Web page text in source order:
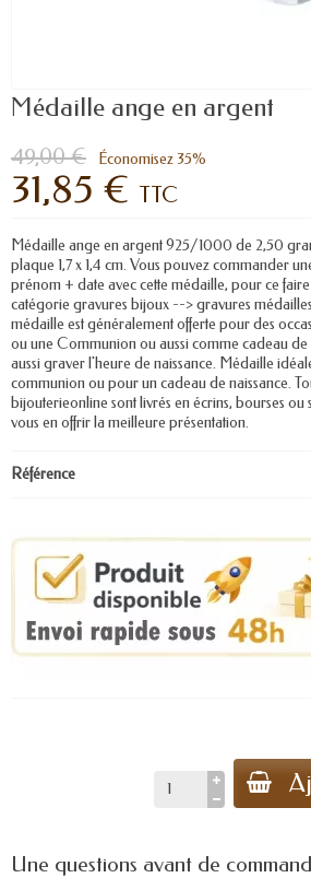
Médaille ange en argent
49,00 € Économisez 35%
31,85 € TTC
Médaille ange en argent 925/1000 de 2,50
plaque 1,7 x 1,4 cm. Vous pouvez commander
prénom + date avec cette médaille, pour ce
catégorie gravures bijoux --> gravures
médaille est généralement offerte pour des
ou une Communion ou aussi comme cadeau de
aussi graver l'heure de naissance. Médaille
communion ou pour un cadeau de naissance.
bijouterieonline sont livrés en écrins, bourses ou
vous en offrir la meilleure présentation.
Référence
Une questions avant de